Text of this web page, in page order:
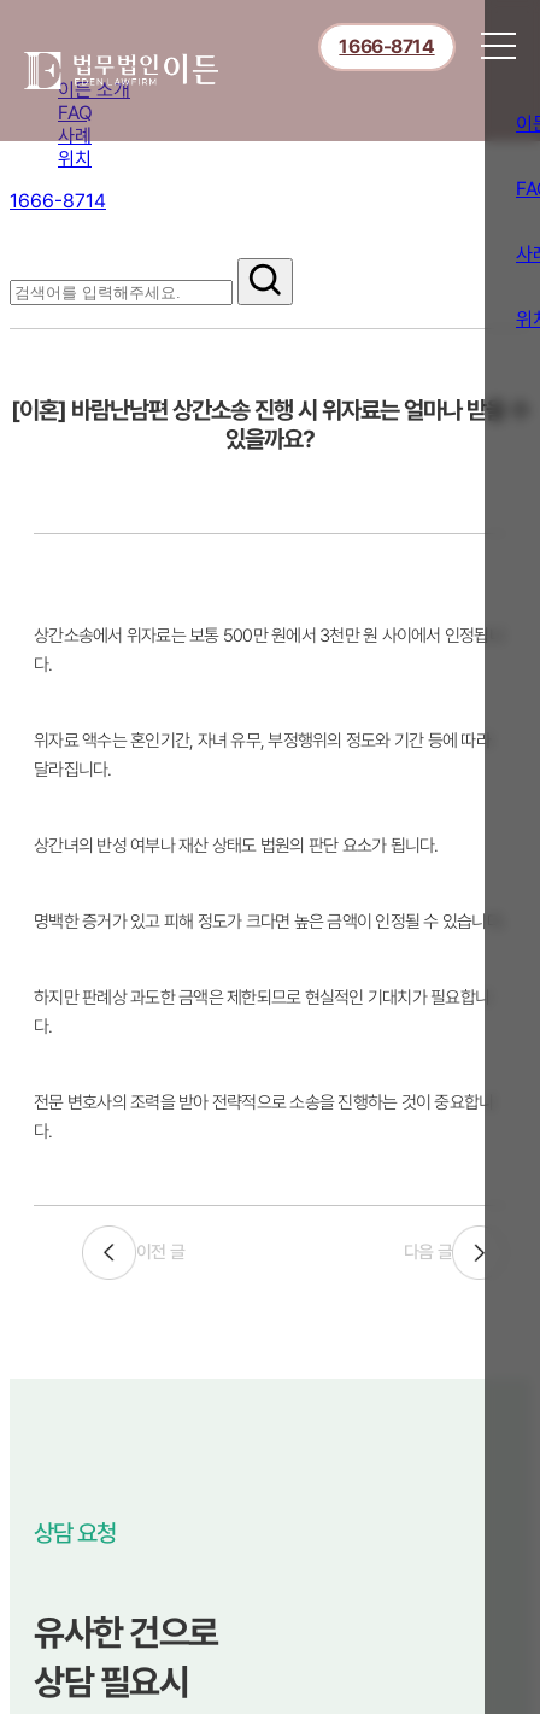
이든 소개
FAQ
사례
위치
1666-8714
1666-8714
이
사
위
[이혼] 바람난남편 상간소송 진행 시 위자료는 얼마나 받을 수
있을까요?
상간소송에서 위자료는 보통 500만 원에서 3천만 원 사이에서 인정됩니
다.
위자료 액수는 혼인기간, 자녀 유무, 부정행위의 정도와 기간 등에 따라
달라집니다.
상간녀의 반성 여부나 재산 상태도 법원의 판단 요소가 됩니다.
명백한 증거가 있고 피해 정도가 크다면 높은 금액이 인정될 수 있습니다.
하지만 판례상 과도한 금액은 제한되므로 현실적인 기대치가 필요합니
다.
전문 변호사의 조력을 받아 전략적으로 소송을 진행하는 것이 중요합니
다.
이전 글 다음 글
상담 요청
유사한 건으로
상담 필요시